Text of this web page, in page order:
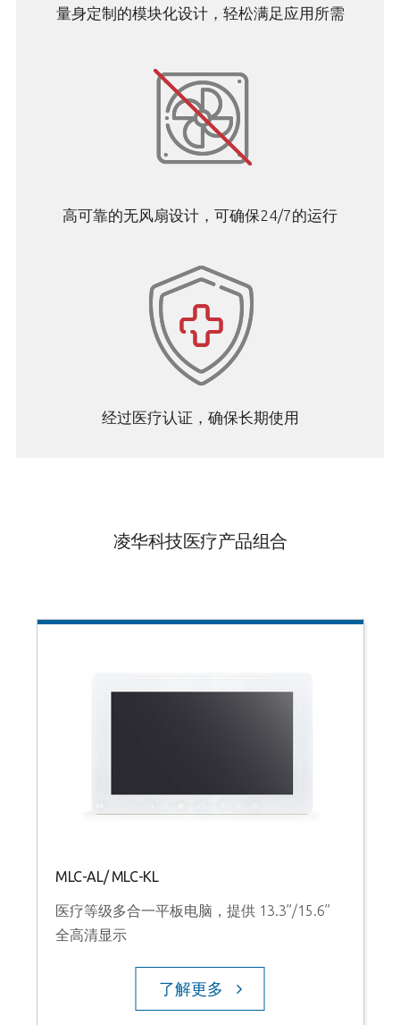
量身定制的模块化设计，轻松满足应用所需
高可靠的无风扇设计，可确保24/7的运行
经过医疗认证，确保长期使用
凌华科技医疗产品组合
MLC-AL/ MLC-KL
医疗等级多合一平板电脑，提供 13.3”/15.6”
全高清显示
了解更多